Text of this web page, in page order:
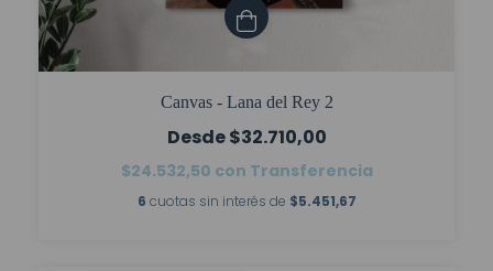
Canvas - Lana del Rey 2
$32.710,00
$24.532,50 con Transferencia
6 cuotas sin interés de $5.451,67